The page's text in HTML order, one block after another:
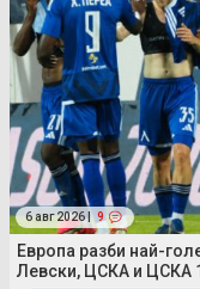
6 авг 2026 | 9
Европа разби най-
Левски, ЦСКА и ЦСКА